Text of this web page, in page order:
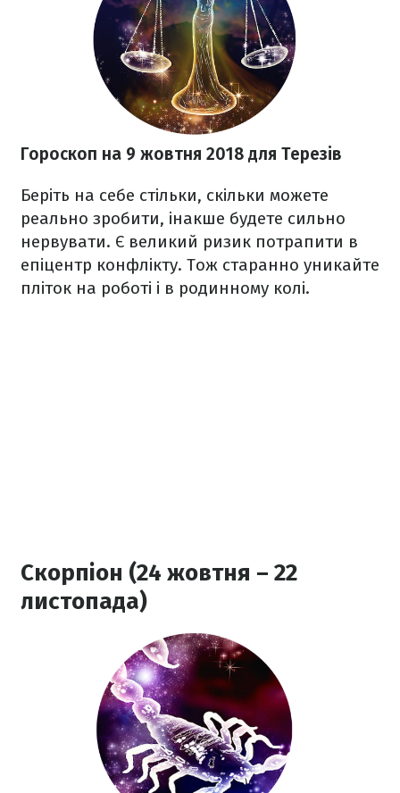
Гороскоп на 9 жовтня 2018 для Терезів
Беріть на себе стільки, скільки можете
реально зробити, інакше будете сильно
нервувати. Є великий ризик потрапити в
епіцентр конфлікту. Тож старанно уникайте
пліток на роботі і в родинному колі.
Скорпіон (24 жовтня – 22
листопада)